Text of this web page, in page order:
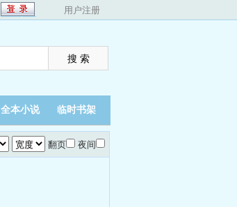
用户注册
全本小说 临时书架
翻页 夜间